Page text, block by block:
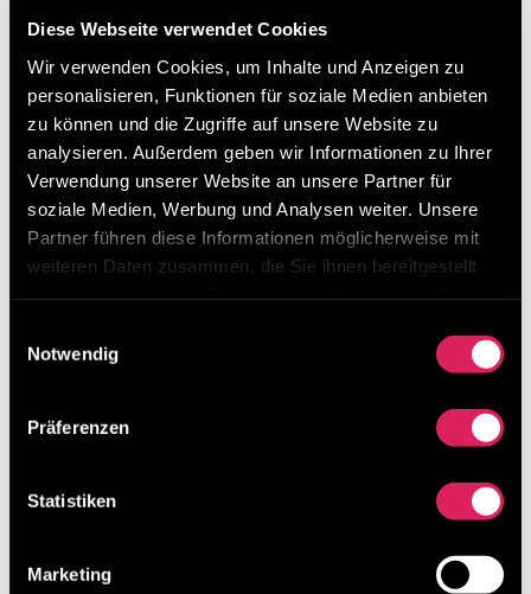
Diese Webseite verwendet Cookies
Wir verwenden Cookies, um Inhalte und Anzeigen zu
personalisieren, Funktionen für soziale Medien anbieten
zu können und die Zugriffe auf unsere Website zu
analysieren. Außerdem geben wir Informationen zu Ihrer
Verwendung unserer Website an unsere Partner für
soziale Medien, Werbung und Analysen weiter. Unsere
Partner führen diese Informationen möglicherweise mit
weiteren Daten zusammen, die Sie ihnen bereitgestellt
Notwendig
Präferenzen
Statistiken
Marketing
Führung, Teams und Umsetzung arbeiten,
Neueste Beiträge
Besuchen Sie uns beim Lean Around the Clock
von 11. – 13. März 2026 in Mannheim
Digitalisierung von Lean-Methoden ist möglich!
Kategorien
Archiv